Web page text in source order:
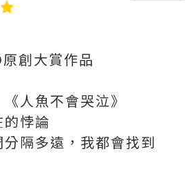
原創大賞作品
《人魚不會哭泣》
悖論
分隔多遠，我都會找到